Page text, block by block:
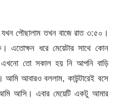
পৌছালাম তখন বাজে রাত ৩:৫০।
এতোক্ষন ধরে মেয়েটার সাথে কোন
এখনো তো সকাল হয় নি আপনি বাড়ি
আবারও বললাম, কাউন্টারেই বসে
আসি। এবার মেয়েটি একটু আমার